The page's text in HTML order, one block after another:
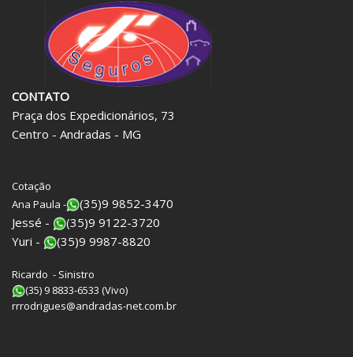
CONTATO
Praça dos Expedicionários, 73
Centro - Andradas - MG
Cotação
Ana Paula -
(35)9 9852-3470
Jessé -
(35)9 9122-3720
Yuri -
(35)9 9987-8820
Ricardo - Sinistro
(35) 9 8833-6533 (Vivo)
rrrodrigues@andradas-net.com.br